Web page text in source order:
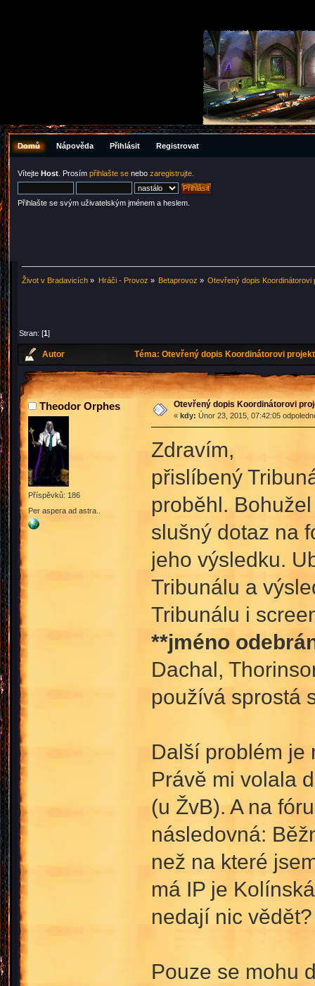
Domů Nápověda Přihlásit Registrovat
Vítejte Host . Prosím přihlašte se nebo zaregistrujte
Přihlašte se svým uživatelským jménem a heslem.
Život v Bradavicích » Hráči - Provoz » Betaprovoz » Otevřený dopis
Stran: [1]
Autor Téma: Otevřený dopis Koordinátorovi
Theodor Orphes
Příspěvků: 186
Per aspera ad astra..
Otevřený dopis Koordinátorovi
« kdy: Únor 23, 2015, 07:42:05
Zdravím,
přislíbený
proběhl.
slušný dotaz na
jeho výsledku.
Tribunálu a
Tribunálu i
**jméno
Dachal,
používá sprostá
Další problém je
Právě mi volala
(u ŽvB). A na
následovná:
než na které
má IP je
nedají nic vědět?
Pouze se mohu